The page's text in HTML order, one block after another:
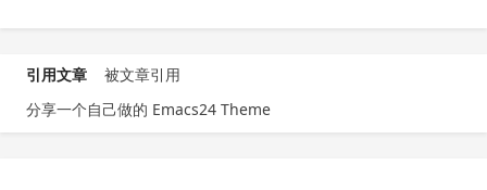
引用文章
被文章引用
分享一个自己做的 Emacs24 Theme